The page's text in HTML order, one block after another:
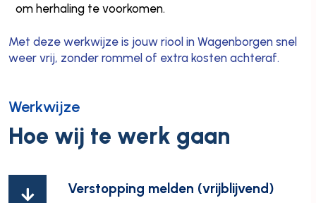
om herhaling te voorkomen.
Met deze werkwijze is jouw riool in Wagenborgen snel
weer vrij, zonder rommel of extra kosten achteraf.
Werkwijze
Hoe wij te werk gaan
 Verstopping melden (vrijblijvend)